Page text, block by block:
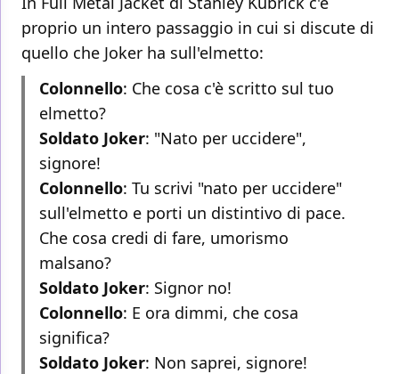
proprio un intero passaggio in cui si discute di
quello che Joker ha sull'elmetto:
Colonnello: Che cosa c'è scritto sul tuo
elmetto?
Soldato Joker: "Nato per uccidere",
signore!
Colonnello: Tu scrivi "nato per uccidere"
sull'elmetto e porti un distintivo di pace.
Che cosa credi di fare, umorismo
malsano?
Soldato Joker: Signor no!
Colonnello: E ora dimmi, che cosa
significa?
Soldato Joker: Non saprei, signore!